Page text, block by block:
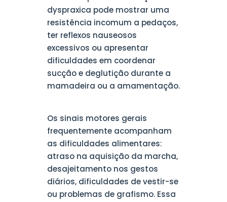
dyspraxica pode mostrar uma
resistência incomum a pedaços,
ter reflexos nauseosos
excessivos ou apresentar
dificuldades em coordenar
sucção e deglutição durante a
mamadeira ou a amamentação.
Os sinais motores gerais
frequentemente acompanham
as dificuldades alimentares:
atraso na aquisição da marcha,
desajeitamento nos gestos
diários, dificuldades de vestir-se
ou problemas de grafismo. Essa